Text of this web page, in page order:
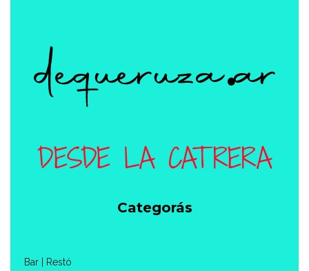
Categorás
Bar | Restó